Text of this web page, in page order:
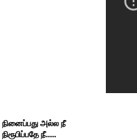
நினைப்பது அல்ல நீ
நிரூபிப்பதே நீ.....